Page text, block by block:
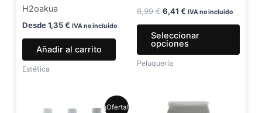
H2oakua
Desde1,35€ IVA no incluido
Añadir al carrito
Estética
6,99€6,41 € IVA no incluido
Seleccionar
opciones
en
Peluquería
¡Oferta!Este